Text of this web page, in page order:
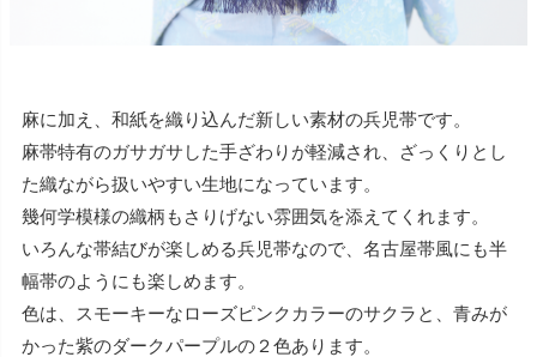
麻に加え、和紙を織り込んだ新しい素材の兵児帯です。
麻帯特有のガサガサした手ざわりが軽減され、ざっくりとし
た織ながら扱いやすい生地になっています。
幾何学模様の織柄もさりげない雰囲気を添えてくれます。
いろんな帯結びが楽しめる兵児帯なので、名古屋帯風にも半
幅帯のようにも楽しめます。
色は、スモーキーなローズピンクカラーのサクラと、青みが
かった紫のダークパープルの２色あります。